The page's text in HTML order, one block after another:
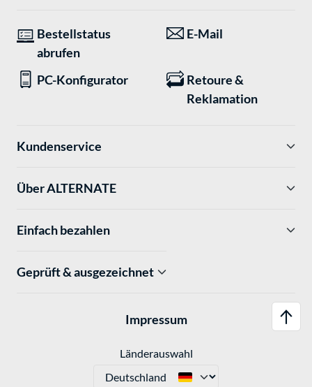
Bestellstatus
abrufen
E-Mail
PC-Konfigurator
Retoure &
Reklamation
Kundenservice
Über ALTERNATE
Einfach bezahlen
Geprüft & ausgezeichnet
Impressum
Länderauswahl